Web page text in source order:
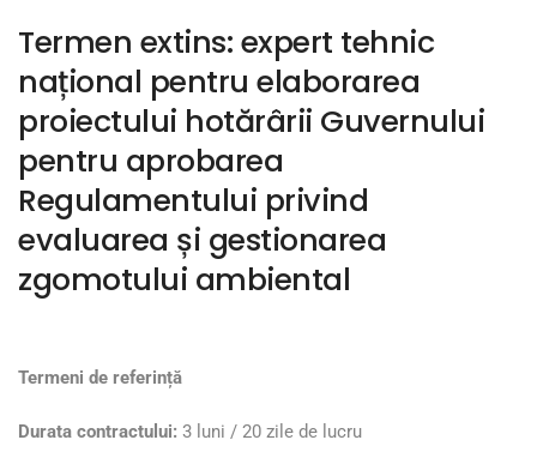
Termen extins: expert tehnic
național pentru elaborarea
proiectului hotărârii Guvernului
pentru aprobarea
Regulamentului privind
evaluarea și gestionarea
zgomotului ambiental
Termeni de referință
Durata contractului: 3 luni / 20 zile de lucru